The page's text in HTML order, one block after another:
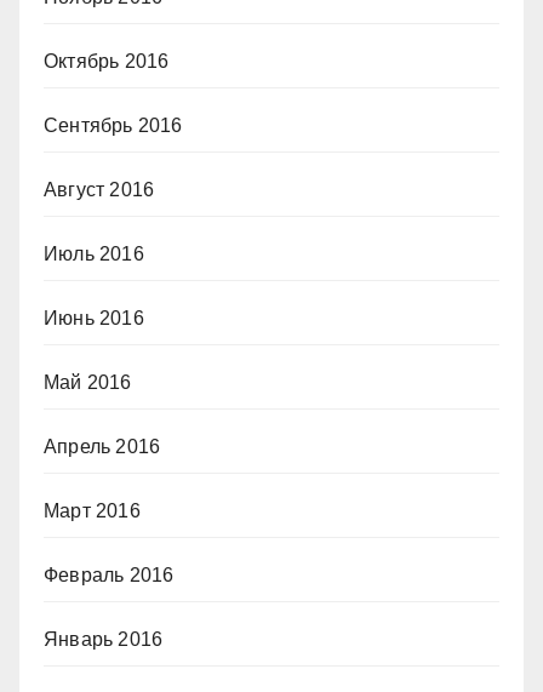
Октябрь 2016
Сентябрь 2016
Август 2016
Июль 2016
Июнь 2016
Май 2016
Апрель 2016
Март 2016
Февраль 2016
Январь 2016